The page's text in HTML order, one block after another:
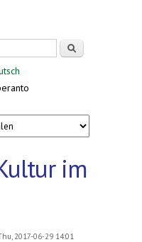
im
2017-06-29 14:01